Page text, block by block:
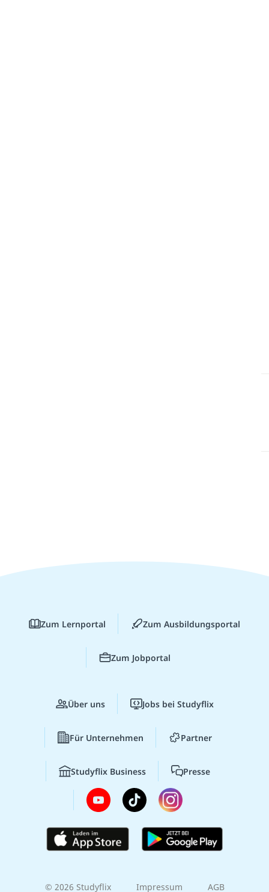
Zum Lernportal Zum Ausbildungsportal
Zum Jobportal
Über uns Jobs bei Studyflix
Für Unternehmen Partner
Studyflix Business Presse
© 2026 Studyflix Impressum AGB